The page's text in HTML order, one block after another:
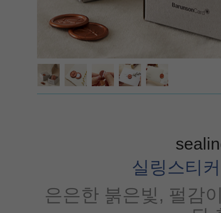
실링스티
은은한 붉은빛, 펄감